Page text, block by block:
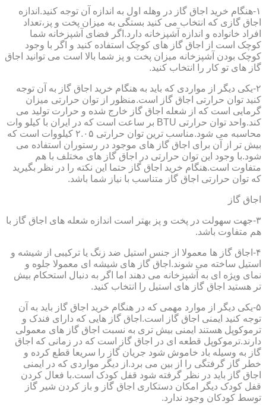
۱-هنگام خرید اجاق گاز در وهله اول به اندازه آن توجه کنید.اندازه
اجاق گازی که انتخاب می کنید بستگی به میزان پخت و پز،تعداد
افراد خانواده و اندازه آشپزخانه دارد.اگر فضای آشپزخانه شما
کوچک است از اجاق گاز های کوچک استفاده کنید و اگر با وجود
کوچک بودن آشپزخانه میزان پخت و پز شما بالا است می توانید اجاق
گاز های تو کار را انتخاب کنید.
۲-یکی دیگر از مواردی که باید به هنگام خرید اجاق گاز به آن توجه
کنید توان حرارتی اجاق گاز است.منظور از توان حرارتی میزان
گرمایی است که از شعله اجاق گاز خارج شده و حرارت تولید می
کند.واحد توان حرارتی BTU بر ساعت است که در ایران با کیلو وات
محاسبه می شود.مناسب ترین توان حرارتی ۲.۰۵ کیلووات است که
بیش تر از آن برای اجاق گاز های موجود در رستوران استفاده می
شود.با وجود این توان حرارتی در اجاق گاز های مختلف با هم
متفاوت است.هنگام خرید اجاق گاز حتما این نکته را در نظر بگیرید
که توان حرارتی اجاق گاز متناسب با نیاز شما باشد.
اجاق گاز
۳-جهت سهولت در پخت و پز بهتر است اندازه شعله های اجاق گاز با
هم متفاوت باشد.
۴-اجاق گاز ها معمولا از جنس استیل ضد زنگ یا ترکیبی از شیشه و
استیل ساخته می شوند.اجاق گاز های شیشه ای معمولا جلوه و
نمای ویژه ای به آشپزخانه می دهند اما اگر به دنبال استحکام بیش
تر هستید اجاق گاز های استیل را انتخاب کنید.
۵-یکی دیگر از موارد مهمی که در هنگام خرید اجاق گاز باید به آن
توجه کنید ایمنی اجاق گاز است.اجاق گاز هایی که دارای فندک و
ترموکوپل هستند ایمنی بیش تری به نسبت اجاق گاز های معمولی
دارند.ترموکوپل قطعه ای در اجاق گاز است که در زمانی که اجاق
گاز به وسیله باد خاموش شود جریان گاز را سریعا قطع کرده و
خطر گاز گرفتگی را از بین می برد.از دیگر مواردی که در ایمنی
اجاق گاز باید در نظر گرفته شود قفل کودک است.با فعال کردن
قفل کودک دیگر امکان دستکاری اجاق گاز و باز کردن شیر گاز
توسط کودکان وجود ندارد.